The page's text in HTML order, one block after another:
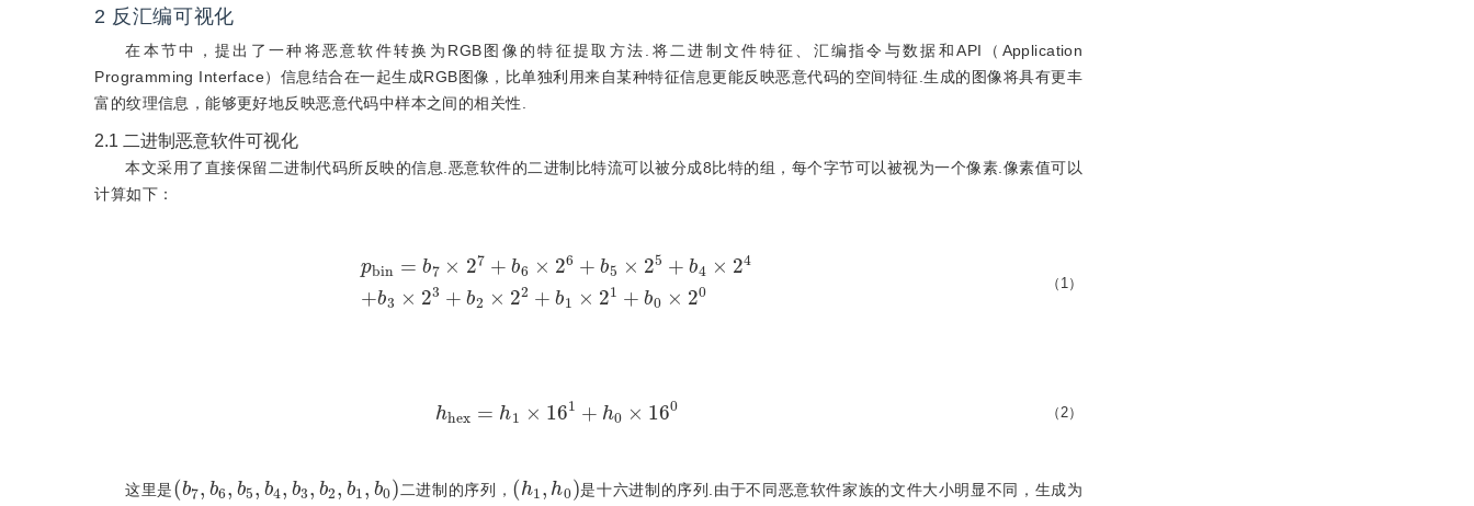
2 反汇编可视化
在本节中，提出了一种将恶意软件转换为RGB图像的特征提取方法.将二进制文件特征、汇编指令与数据和API（Application
Programming Interface）信息结合在一起生成RGB图像，比单独利用来自某种特征信息更能反映恶意代码的空间特征.生成的图像将具有更丰
富的纹理信息，能够更好地反映恶意代码中样本之间的相关性.
2.1 二进制恶意软件可视化
本文采用了直接保留二进制代码所反映的信息.恶意软件的二进制比特流可以被分成8比特的组，每个字节可以被视为一个像素.像素值可以
计算如下：
6 5×2 5 + 24 + b3 3+ 2 × +b1
（1）
= 161 h0 160 （2）
这里是
(b ,b , 5, 4 3 b2 b1 , )
二进制的序列，
(h h 0)
是十六进制的序列.由于不同恶意软件家族的文件大小明显不同，生成为